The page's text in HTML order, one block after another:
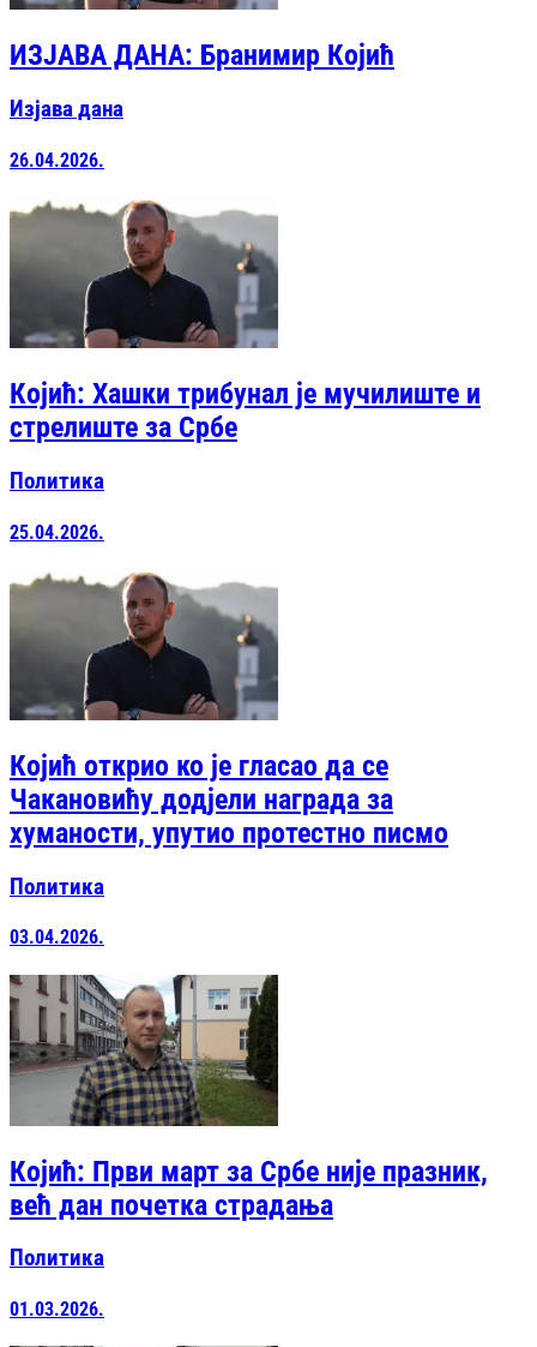
ИЗЈАВА ДАНА: Бранимир Којић
Изјава дана
26.04.2026.
Којић: Хашки трибунал је мучилиште и
стрелиште за Србе
Политика
25.04.2026.
Којић открио ко је гласао да се
Чакановићу додјели награда за
хуманости, упутио протестно писмо
Политика
03.04.2026.
Којић: Први март за Србе није празник,
већ дан почетка страдања
Политика
01.03.2026.